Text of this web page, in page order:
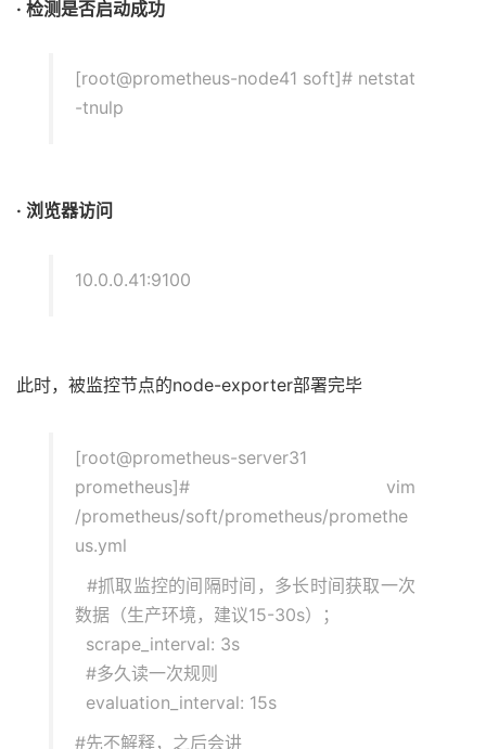
· 检测是否启动成功
[root@prometheus-node41 soft]# netstat
-tnulp
· 浏览器访问
10.0.0.41:9100
此时，被监控节点的node-exporter部署完毕
[root@prometheus-server31
prometheus]# vim
/prometheus/soft/prometheus/promethe
us.yml
#抓取监控的间隔时间，多长时间获取一次
数据（生产环境，建议15-30s）；
scrape_interval: 3s
#多久读一次规则
evaluation_interval: 15s
#先不解释，之后会讲